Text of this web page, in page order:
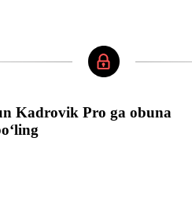
Kadrovik Pro ga obuna